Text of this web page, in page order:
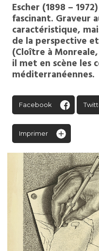
Escher (1898 –
fascinant. Graveur
caractéristique,
de la perspective
(Cloître à
il met en scène les
méditerranéennes.
Facebook
Imprimer